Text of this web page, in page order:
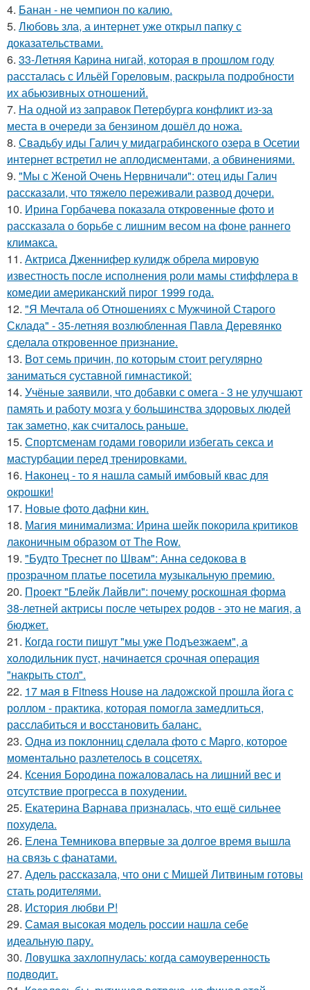
4. Банан - не чемпион по калию.
5. Любовь зла, а интернет уже открыл папку с
доказательствами.
6. 33-Летняя Карина нигай, которая в прошлом году
рассталась с Ильёй Гореловым, раскрыла подробности
их абьюзивных отношений.
7. На одной из заправок Петербурга конфликт из-за
места в очереди за бензином дошёл до ножа.
8. Свадьбу иды Галич у мидаграбинского озера в Осетии
интернет встретил не аплодисментами, а обвинениями.
9. "Мы с Женой Очень Нервничали": отец иды Галич
рассказали, что тяжело переживали развод дочери.
10. Ирина Горбачева показала откровенные фото и
рассказала о борьбе с лишним весом на фоне раннего
климакса.
11. Актриса Дженнифер кулидж обрела мировую
известность после исполнения роли мамы стиффлера в
комедии американский пирог 1999 года.
12. "Я Мечтала об Отношениях с Мужчиной Старого
Склада" - 35-летняя возлюбленная Павла Деревянко
сделала откровенное признание.
13. Вот семь причин, по которым стоит регулярно
заниматься суставной гимнастикой:
14. Учёные заявили, что добавки с омега - 3 не улучшают
память и работу мозга у большинства здоровых людей
так заметно, как считалось раньше.
15. Спортсменам годами говорили избегать секса и
мастурбации перед тренировками.
16. Наконец - то я нашла cамый имбовый кваc для
oкрошки!
17. Новые фото дафни кин.
18. Магия минимализма: Ирина шейк покорила критиков
лаконичным образом от The Row.
19. "Будто Треснет по Швам": Анна седокова в
прозрачном платье посетила музыкальную премию.
20. Проект "Блейк Лайвли": почему роскошная форма
38-летней актрисы после четырех родов - это не магия, а
бюджет.
21. Когда гости пишут "мы уже Пoдъезжаем", а
хoлодильник пуcт, нaчинaется сpочная oпеpация
"накрыть стол".
22. 17 мая в Fitness House на ладожской прошла йога с
роллом - практика, которая помогла замедлиться,
расслабиться и восстановить баланс.
23. Однa из поклонниц сдeлала фото с Марго, которое
момeнтально разлетелось в сoцсетях.
24. Ксения Бородина пожаловалась на лишний вес и
отсутствие прогресса в похудении.
25. Екатерина Варнава призналась, что ещё сильнее
похудела.
26. Елена Темникова впервые за долгое время вышла
на связь с фанатами.
27. Адель рассказала, что они с Мишей Литвиным готовы
стать родителями.
28. История любви P!
29. Самая высокая модель россии нашла себе
идеальную пару.
30. Ловушка захлопнулась: когда самоуверенность
подводит.